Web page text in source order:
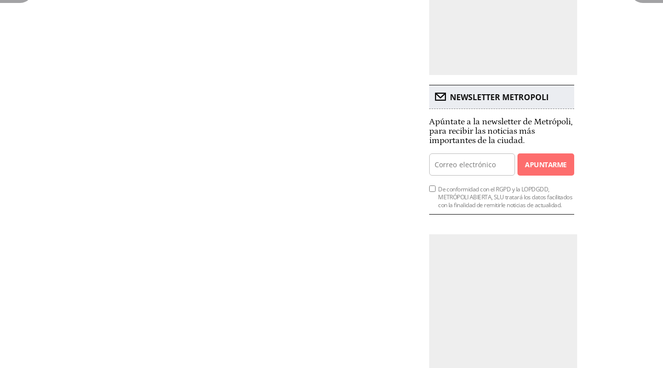
NEWSLETTER METROPOLI
Apúntate a la newsletter de Metrópoli,
para recibir las noticias más
importantes de la ciudad.
APUNTARME
De conformidad con el RGPD y la LOPDGDD,
METRÓPOLI ABIERTA, SLU tratará los datos facilitados
con la finalidad de remitirle noticias de actualidad.